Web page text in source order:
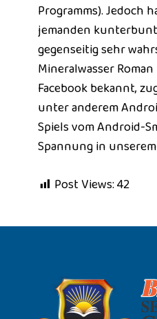
Programms). Jedoch
jemanden
gegenseitig sehr
Mineralwasser
Facebook bekannt,
unter anderem
Spiels vom Android-
Spannung in
Post Views:42